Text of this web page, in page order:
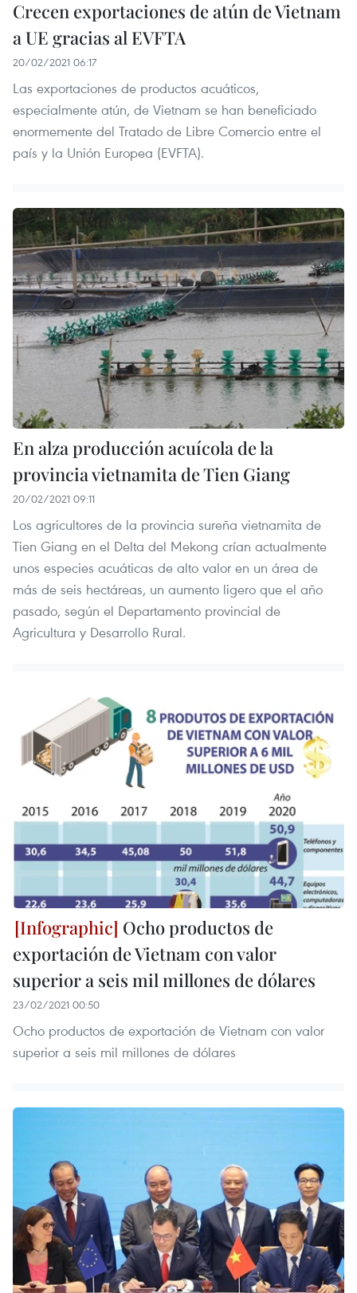
Crecen exportaciones de atún de Vietnam
a UE gracias al EVFTA
20/02/2021 06:17
Las exportaciones de productos acuáticos,
especialmente atún, de Vietnam se han beneficiado
enormemente del Tratado de Libre Comercio entre el
país y la Unión Europea (EVFTA).
En alza producción acuícola de la
provincia vietnamita de Tien Giang
20/02/2021 09:11
Los agricultores de la provincia sureña vietnamita de
Tien Giang en el Delta del Mekong crían actualmente
unos especies acuáticas de alto valor en un área de
más de seis hectáreas, un aumento ligero que el año
pasado, según el Departamento provincial de
Agricultura y Desarrollo Rural.
Ocho productos de
exportación de Vietnam con valor
superior a seis mil millones de dólares
23/02/2021 00:50
Ocho productos de exportación de Vietnam con valor
superior a seis mil millones de dólares